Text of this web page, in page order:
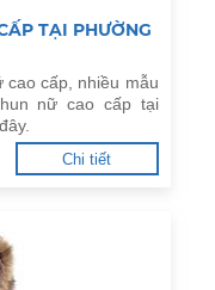
TẠI PHƯỜNG
cao cấp, nhiều mẫu
nữ cao cấp tại
Chi tiết